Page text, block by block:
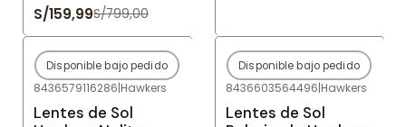
S/159,99S/799,00
-80%OFF
Agotado
Disponible bajo pedido
8436579116286|Hawkers
Lentes de Sol
-80%OFF
Agotado
Disponible bajo pedido
8436603564496|Hawkers
Lentes de Sol